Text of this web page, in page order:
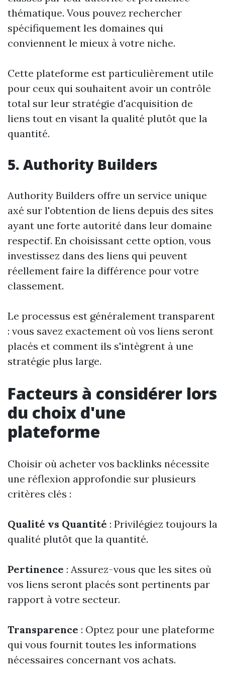
thématique. Vous pouvez rechercher
spécifiquement les domaines qui
conviennent le mieux à votre niche.
Cette plateforme est particulièrement utile
pour ceux qui souhaitent avoir un contrôle
total sur leur stratégie d'acquisition de
liens tout en visant la qualité plutôt que la
quantité.
5. Authority Builders
Authority Builders offre un service unique
axé sur l'obtention de liens depuis des sites
ayant une forte autorité dans leur domaine
respectif. En choisissant cette option, vous
investissez dans des liens qui peuvent
réellement faire la différence pour votre
classement.
Le processus est généralement transparent
: vous savez exactement où vos liens seront
placés et comment ils s'intègrent à une
stratégie plus large.
Facteurs à considérer lors
du choix d'une
plateforme
Choisir où acheter vos backlinks nécessite
une réflexion approfondie sur plusieurs
critères clés :
Qualité vs Quantité : Privilégiez toujours la
qualité plutôt que la quantité.
Pertinence : Assurez-vous que les sites où
vos liens seront placés sont pertinents par
rapport à votre secteur.
Transparence : Optez pour une plateforme
qui vous fournit toutes les informations
nécessaires concernant vos achats.